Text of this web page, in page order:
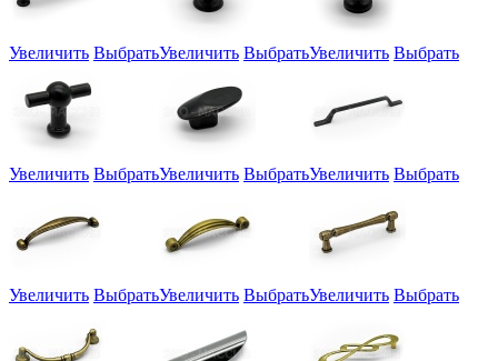
Увеличить ВыбратьУвеличить ВыбратьУвеличить Выбрать
Увеличить ВыбратьУвеличить ВыбратьУвеличить Выбрать
Увеличить ВыбратьУвеличить ВыбратьУвеличить Выбрать